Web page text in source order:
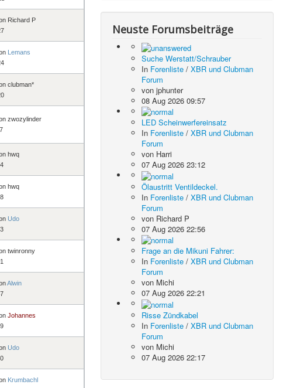
Richard P
Lemans
clubman*
zwozylinder
hwq
hwq
Udo
twinronny
Alwin
Johannes
Udo
Krumbachl
Neuste Forumsbeiträge
Suche Werstatt/Schrauber
In Forenliste /XBR und Clubman
Forum
vonjphunter
08 Aug 2026 09:57
LED Scheinwerfereinsatz
In Forenliste /XBR und Clubman
Forum
von Harri
07 Aug 2026 23:12
Ölaustritt Ventildeckel.
In Forenliste /XBR und Clubman
Forum
von Richard P
07 Aug 2026 22:56
Frage an die Mikuni Fahrer:
In Forenliste /XBR und Clubman
Forum
von Michi
07 Aug 2026 22:21
Risse Zündkabel
In Forenliste /XBR und Clubman
Forum
von Michi
07 Aug 2026 22:17